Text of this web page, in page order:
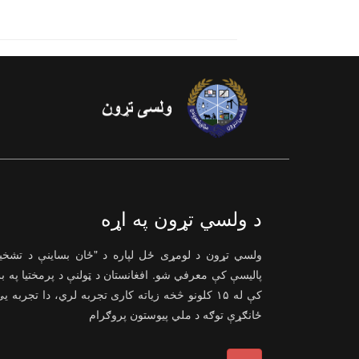
د ولسي تړون په اړه
ولسي تړون د لومړی ځل لپاره د "ځان بساینې د
پالیسې کې معرفي شو. افغانستان د ټولنې د پرمختیا په
کې له ۱۵ کلونو څخه زیاته کاری تجربه لري، دا تجربه
ځانګړې توګه د ملي پیوستون پروګرام